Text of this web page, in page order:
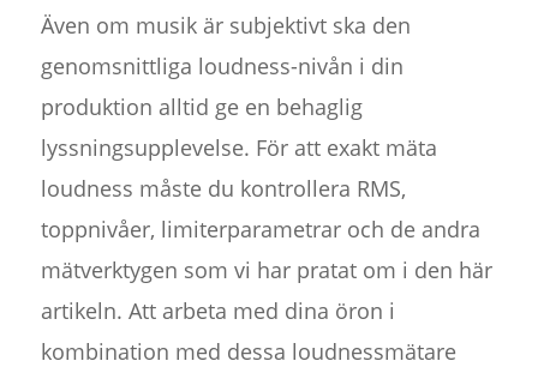
Även om musik är subjektivt ska den
genomsnittliga loudness-nivån i din
produktion alltid ge en behaglig
lyssningsupplevelse. För att exakt mäta
loudness måste du kontrollera RMS,
toppnivåer, limiterparametrar och de andra
mätverktygen som vi har pratat om i den här
artikeln. Att arbeta med dina öron i
kombination med dessa loudnessmätare